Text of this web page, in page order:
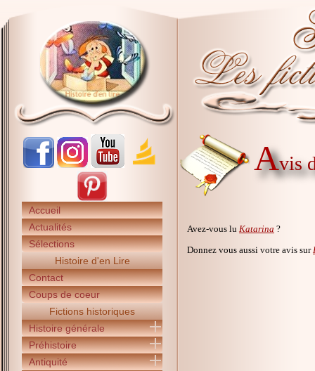
Accueil
Actualités
Sélections
Histoire d'en Lire
Contact
Coups de coeur
Fictions historiques
Histoire générale
Préhistoire
Antiquité
Avis
Avez-vous lu Katarina ?
Donnez vous aussi votre avis sur